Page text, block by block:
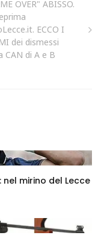
OVER" ABISSO.
ECCO I
dei dismessi
CAN di A e B
nel mirino del Lecce